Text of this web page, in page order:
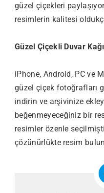
güzel çiçekleri
resimlerin kalitesi
Güzel Çiçekli Duvar
iPhone, Android, PC ve
güzel çiçek fotoğrafları
indirin ve arşivinize
beğenmeyeceğiniz bir
resimler özenle
çözünürlükte resim